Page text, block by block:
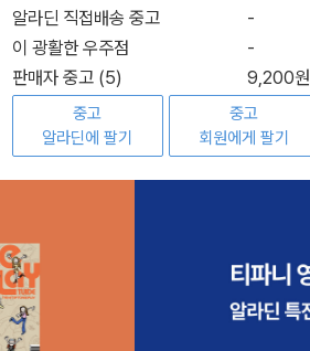
알라딘 직접배송 중고
-
이 광활한 우주점
-
판매자 중고 (5)
9,200원
중고
알라딘에 팔기
중고
회원에게 팔기